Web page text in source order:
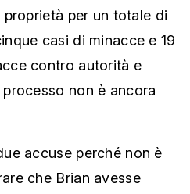
per un totale di
casi di minacce e 19
contro autorità e
non è ancora
accuse perché non è
che Brian avesse